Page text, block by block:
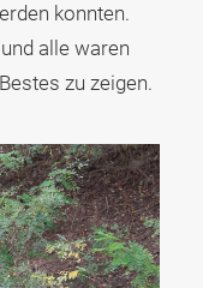
konnten.
alle waren
zu zeigen.